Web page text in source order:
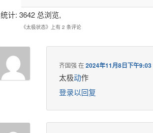
统计: 3642 总浏览,
《太极状态》上有 2 条评论
齐国强 在2024年11月8日下午9:03
太极动作
登录以回复